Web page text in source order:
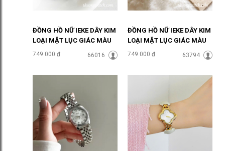
ĐỒNG HỒ NỮ IEKE DÂY KIM
LOẠI MẶT LỤC GIÁC MÀU
XÁM ĐHĐ48502
749.000 ₫ 66016
ĐỒNG HỒ NỮ IEKE DÂY KIM
LOẠI MẶT LỤC GIÁC MÀU
TRẮNG ĐHĐ48501
749.000 ₫ 63794